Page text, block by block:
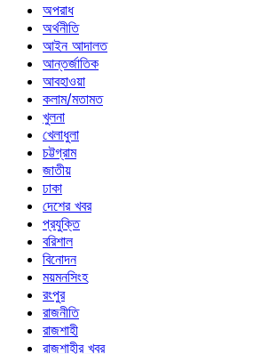
অপরাধ
অর্থনীতি
আইন আদালত
আন্তর্জাতিক
আবহাওয়া
কলাম/মতামত
খুলনা
খেলাধুলা
চট্টগ্রাম
জাতীয়
ঢাকা
দেশের খবর
প্রযুক্তি
বরিশাল
বিনোদন
ময়মনসিংহ
রংপুর
রাজনীতি
রাজশাহী
রাজশাহীর খবর